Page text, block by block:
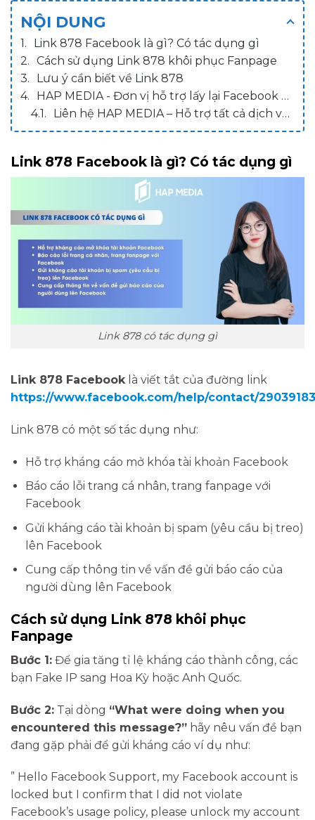
NỘI DUNG
Link 878 Facebook là gì? Có tác dụng gì
Cách sử dụng Link 878 khôi phục Fanpage
Lưu ý cần biết về Link 878
HAP MEDIA - Đơn vị hỗ trợ lấy lại Facebook uy tín
Liên hệ HAP MEDIA – Hỗ trợ tất cả dịch vụ Facebook
Link 878 Facebook là gì? Có tác dụng gì
Link 878 có tác dụng gì
Link 878 Facebooklà viết tắt của đường link
https://www.facebook.com/help/contact/
Link 878 có một số tác dụng như:
Hỗ trợ kháng cáo mở khóa tài khoản Facebook
Báo cáo lỗi trang cá nhân, trang fanpage với
Facebook
Gửi kháng cáo tài khoản bị spam (yêu cầu bị treo)
lên Facebook
Cung cấp thông tin về vấn đề gửi báo cáo của
người dùng lên Facebook
Cách sử dụng Link 878 khôi phục
Fanpage
Bước 1: Để gia tăng tỉ lệ kháng cáo thành công, các
bạn Fake IP sang Hoa Kỳ hoặc Anh Quốc.
Bước 2: Tại dòng “What were doing when you
encountered this message?” hãy nêu vấn đề bạn
đang gặp phải để gửi kháng cáo ví dụ như:
” Hello Facebook Support, my Facebook account is
locked but I confirm that I did not violate
Facebook’s usage policy, please unlock my account